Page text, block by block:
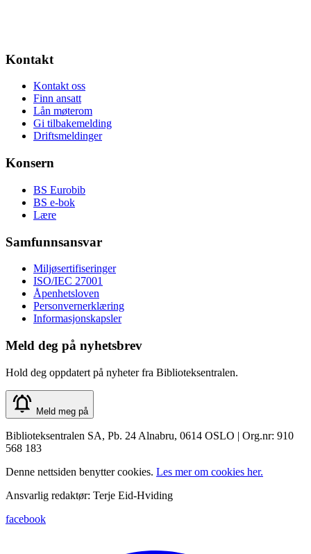
Kontakt
Kontakt oss
Finn ansatt
Lån møterom
Gi tilbakemelding
Driftsmeldinger
Konsern
BS Eurobib
BS e-bok
Lære
Samfunnsansvar
Miljøsertifiseringer
ISO/IEC 27001
Åpenhetsloven
Personvernerklæring
Informasjonskapsler
Meld deg på nyhetsbrev
Hold deg oppdatert på nyheter fra Biblioteksentralen.
Meld meg på
Biblioteksentralen SA, Pb. 24 Alnabru, 0614 OSLO | Org.nr: 910
568 183
Denne nettsiden benytter cookies. Les mer om cookies her.
Ansvarlig redaktør: Terje Eid-Hviding
facebook